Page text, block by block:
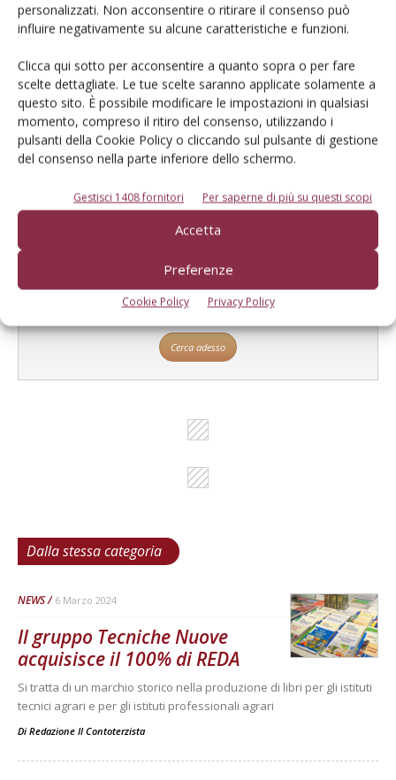
personalizzati. Non acconsentire o ritirare il consenso può
influire negativamente su alcune caratteristiche e funzioni.
Clicca qui sotto per acconsentire a quanto sopra o per fare
scelte dettagliate. Le tue scelte saranno applicate solamente a
questo sito. È possibile modificare le impostazioni in qualsiasi
momento, compreso il ritiro del consenso, utilizzando i
pulsanti della Cookie Policy o cliccando sul pulsante di gestione
del consenso nella parte inferiore dello schermo.
Gestisci 1408 fornitori Per saperne di più su questi scopi
Accetta
Preferenze
Cookie Policy Privacy Policy
Catalogo Aziende e Prodotti
Un modo semplice per cercare un'azienda o un
prodotto!
L'Esperto risponde
I consigli di Terra e Vita agli agricoltori
Cerca adesso
Dalla stessa categoria
NEWS 6 Marzo 2024
Il gruppo Tecniche Nuove
acquisisce il 100% di REDA
Si tratta di un marchio storico nella produzione di libri per gli istituti
tecnici agrari e per gli istituti professionali agrari
Di Redazione Il Contoterzista